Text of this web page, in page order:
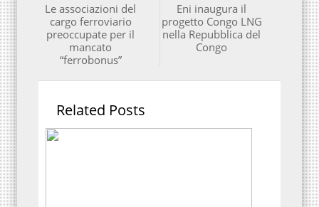
Eni inaugura il
progetto Congo LNG
nella Repubblica del
Congo
Le associazioni del
cargo ferroviario
preoccupate per il
mancato
“ferrobonus”
Related Posts